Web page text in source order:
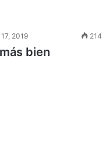
2019 214
bien